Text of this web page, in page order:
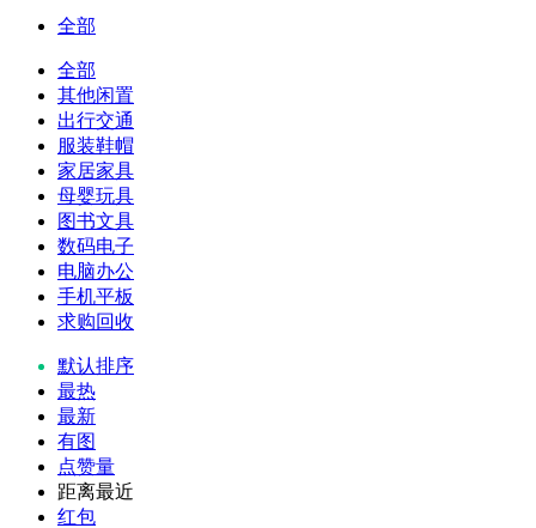
全部
全部
其他闲置
出行交通
服装鞋帽
家居家具
母婴玩具
图书文具
数码电子
电脑办公
手机平板
求购回收
默认排序
最热
最新
有图
点赞量
距离最近
红包